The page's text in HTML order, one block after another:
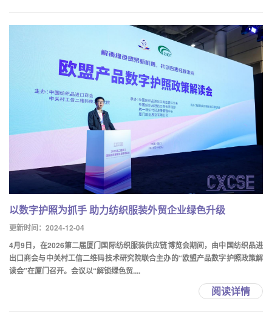
以数字护照为抓手 助力纺织服装外贸企业绿色升级
更新时间：2024-12-04
4月9日，在2026第二届厦门国际纺织服装供应链博览会期间，由中国纺织品进
出口商会与中关村工信二维码技术研究院联合主办的“欧盟产品数字护照政策解
读会”在厦门召开。会议以“解锁绿色贸....
阅读详情